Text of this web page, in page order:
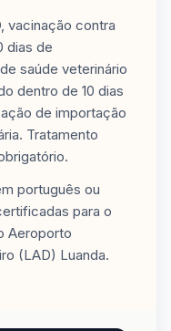
vacinação contra
dias de
saúde veterinário
dentro de 10 dias
de importação
Tratamento
português ou
para o
Aeroporto
(LAD) Luanda.